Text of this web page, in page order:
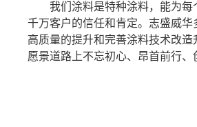
我们涂料是特种涂料，能为
千万客户的信任和肯定。志盛威
高质量的提升和完善涂料技术改
愿景道路上不忘初心、昂首前行